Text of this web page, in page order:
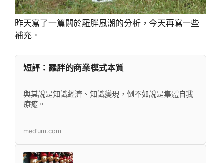
昨天寫了一篇關於羅胖風潮的分析，今天再寫一些
補充。
短評：羅胖的商業模式本質
與其說是知識經濟、知識變現，倒不如說是集體自我
療癒。
medium.com